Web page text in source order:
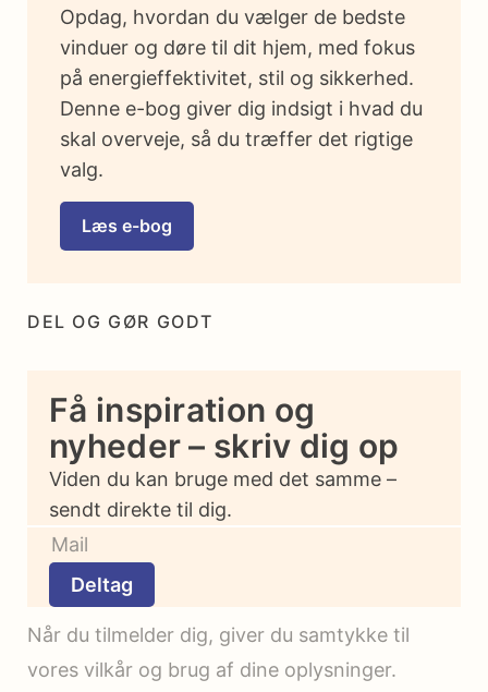
DEL OG GØR GODT
Få inspiration og
nyheder – skriv dig op
Viden du kan bruge med det samme –
sendt direkte til dig.
Deltag
Når du tilmelder dig, giver du samtykke til
vores vilkår og brug af dine oplysninger.
Opdag, hvordan du vælger de bedste
vinduer og døre til dit hjem, med fokus
på energieffektivitet, stil og sikkerhed.
Denne e-bog giver dig indsigt i hvad du
skal overveje, så du træffer det rigtige
valg.
Læs e-bog